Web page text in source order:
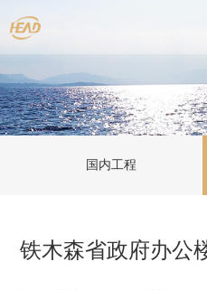
国内工程
铁木森省政府办公